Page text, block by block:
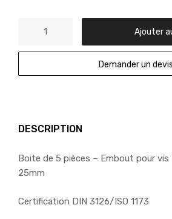
Ajouter
Demander un devis
DESCRIPTION
Boite de 5 pièces – Embout pour vis
25mm
Certification DIN 3126/ISO 1173